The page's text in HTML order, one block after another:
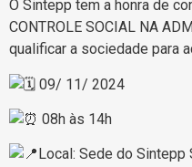
O Sintepp tem a honra de
CONTROLE SOCIAL NA
qualificar a sociedade para
09/ 11/ 2024
08h às 14h
Local: Sede do Sintepp